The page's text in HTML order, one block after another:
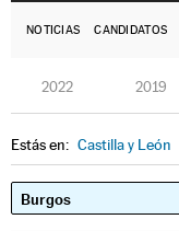
NOTICIAS CANDIDATOS
2022 2019
Estás en: Castilla y León